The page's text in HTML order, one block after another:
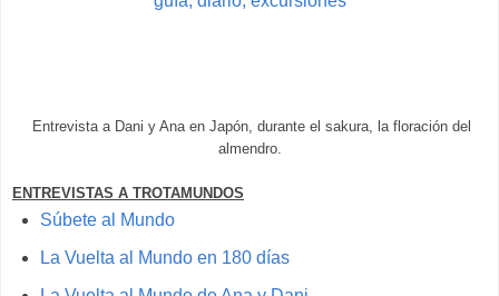
Entrevista a Dani y Ana en Japón, durante el sakura, la floración del
almendro.
ENTREVISTAS A TROTAMUNDOS
Súbete al Mundo
La Vuelta al Mundo en 180 días